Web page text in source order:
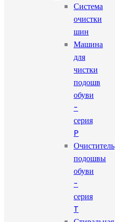
Система
очистки
шин
Машина
для
чистки
подошв
обуви
-
серия
P
Очиститель
подошвы
обуви
-
серия
T